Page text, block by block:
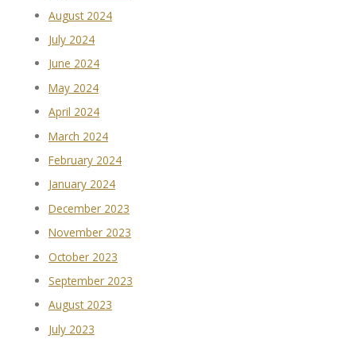
August 2024
July 2024
June 2024
May 2024
April 2024
March 2024
February 2024
January 2024
December 2023
November 2023
October 2023
September 2023
August 2023
July 2023